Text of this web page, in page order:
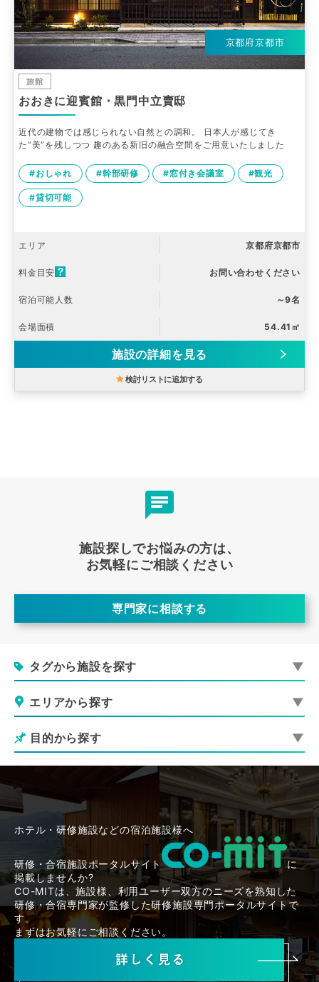
京都府京都市
旅館
おおきに迎賓館・黒門中立賣邸
近代の建物では感じられない自然との調和。 日本人が感じてき
た“美”を残しつつ 趣のある新旧の融合空間をご用意いたしました
#おしゃれ #幹部研修 #窓付き会議室 #観光
#貸切可能
エリア 京都府京都市
料金目安 お問い合わせください
宿泊可能人数 ～9名
会場面積 54.41㎡
施設の詳細を見る
検討リストに追加する
施設探しでお悩みの方は、
お気軽にご相談ください
専門家に相談する
タグから施設を探す
エリアから探す
目的から探す
ホテル・研修施設などの宿泊施設様へ
研修・合宿施設ポータルサイト
に
掲載しませんか?
CO-MITは、施設様、利用ユーザー双方のニーズを熟知した
研修・合宿専門家が監修した研修施設専門ポータルサイトで
す。
まずはお気軽にご相談ください。